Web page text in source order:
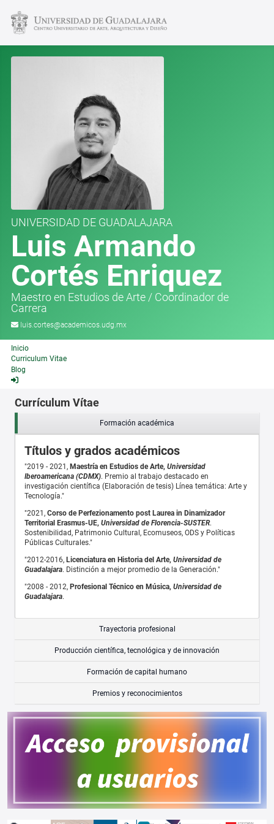
UNIVERSIDAD DE GUADALAJARA
Luis Armando
Cortés Enriquez
Maestro en Estudios de Arte / Coordinador de
Carrera
luis.cortes@academicos.udg.mx
Inicio
Curriculum Vitae
Blog
Currículum Vítae
Formación académica
Títulos y grados académicos
"2019 - 2021, Maestría en Estudios de Arte, Universidad
Iberoamericana (CDMX). Premio al trabajo destacado en
investigación científica (Elaboración de tesis) Línea temática: Arte y
Tecnología."
"2021, Corso de Perfezionamento post Laurea in Dinamizador
Territorial Erasmus-UE, Universidad de Florencia-SUSTER.
Sostenibilidad, Patrimonio Cultural, Ecomuseos, ODS y Políticas
Públicas Culturales."
"2012-2016, Licenciatura en Historia del Arte, Universidad de
Guadalajara. Distinción a mejor promedio de la Generación."
"2008 - 2012, Profesional Técnico en Música, Universidad de
Guadalajara.
Trayectoria profesional
Producción científica, tecnológica y de innovación
Formación de capital humano
Premios y reconocimientos